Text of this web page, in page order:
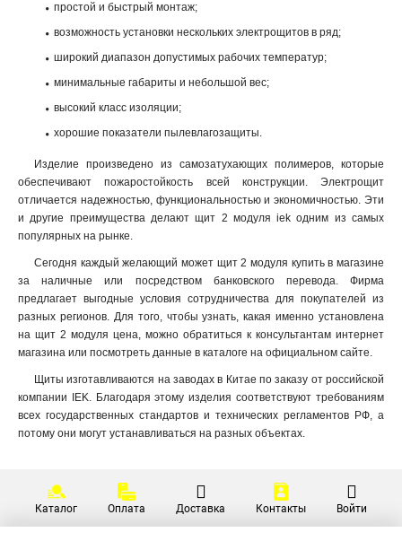
простой и быстрый монтаж;
возможность установки нескольких электрощитов в ряд;
широкий диапазон допустимых рабочих температур;
минимальные габариты и небольшой вес;
высокий класс изоляции;
хорошие показатели пылевлагозащиты.
Изделие произведено из самозатухающих полимеров, которые
обеспечивают пожаростойкость всей конструкции. Электрощит
отличается надежностью, функциональностью и экономичностью. Эти
и другие преимущества делают щит 2 модуля iek одним из самых
популярных на рынке.
Сегодня каждый желающий может щит 2 модуля купить в магазине
за наличные или посредством банковского перевода. Фирма
предлагает выгодные условия сотрудничества для покупателей из
разных регионов. Для того, чтобы узнать, какая именно установлена
на щит 2 модуля цена, можно обратиться к консультантам интернет
магазина или посмотреть данные в каталоге на официальном сайте.
Щиты изготавливаются на заводах в Китае по заказу от российской
компании IEK. Благодаря этому изделия соответствуют требованиям
всех государственных стандартов и технических регламентов РФ, а
потому они могут устанавливаться на разных объектах.
Каталог Оплата Доставка Контакты Войти